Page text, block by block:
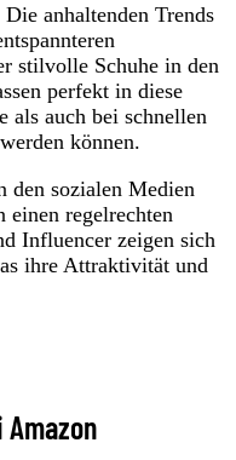
Die anhaltenden Trends
stilvolle Schuhe in den
perfekt in diese
als auch bei schnellen
können.
den sozialen Medien
einen regelrechten
Influencer zeigen sich
ihre Attraktivität und